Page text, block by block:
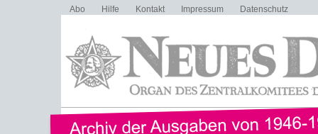
Abo Hilfe Kontakt Impressum Datenschutz